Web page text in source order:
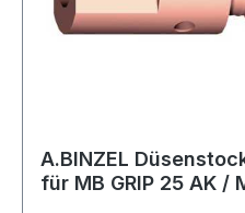
A.BINZEL Düsenstock M 6 Länge 35 mm
für MB GRIP 25 AK /